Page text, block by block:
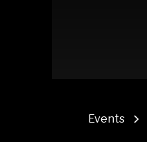
Events